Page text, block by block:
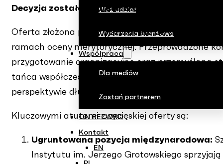
Weź udział
Wydarzenia branżowe
Współpraca
Dla mediów
Zostań partnerem
ON RECORD
Kontakt
EN
Decyzja została podjęta w oparciu o
Oferta złożona przez Instytut im. Jerzego
ramach oceny merytorycznej. Przeprowadzone
przygotowanie organizacyjne oraz przemyślaną
tańca współczesnego – zarówno w kontekście
perspektywie długofalowej.
Kluczowymi atutami zwycięskiej oferty są:
Ugruntowana pozycja międzynarodowa:
Instytutu im. Jerzego Grotowskiego